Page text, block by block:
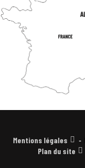
Mentions légales
Plan du site